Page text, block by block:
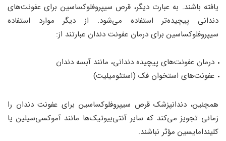
یافته‌ باشند. به عبارت دیگر، قرص سیپروفلوکساسین برای عفونت‌های
دندانی پیچیده‌تر استفاده می‌شود. از دیگر موارد استفاده
سیپروفلوکساسین برای درمان عفونت دندان عبارتند از:
درمان عفونت‌های پیچیده دندانی، مانند آبسه دندان
عفونت‌های استخوان فک (استئومیلیت)
همچنین، دندانپزشک قرص سیپروفلوکساسین برای عفونت دندان را
زمانی تجویز می‌کند که سایر آنتی‌بیوتیک‌ها مانند آموکسی‌سیلین یا
کلیندامایسین مؤثر نباشند​.